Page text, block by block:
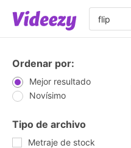
Ordenar por:
Mejor resultado
Novísimo
Tipo de archivo
Metraje de stock